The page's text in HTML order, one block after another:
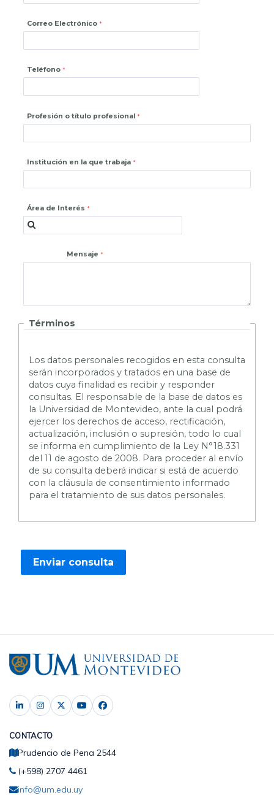
Correo Electrónico
Teléfono
Profesión o título profesional
Institución en la que trabaja
Área de Interés
Mensaje
Términos
Los datos personales recogidos en esta consulta
serán incorporados y tratados en una base de
datos cuya finalidad es recibir y responder
consultas. El responsable de la base de datos es
la Universidad de Montevideo, ante la cual podrá
ejercer los derechos de acceso, rectificación,
actualización, inclusión o supresión, todo lo cual
se informa en cumplimiento de la Ley N°18.331
del 11 de agosto de 2008. Para proceder al envío
de su consulta deberá indicar si está de acuerdo
con la cláusula de consentimiento informado
para el tratamiento de sus datos personales.
CONTACTO
Prudencio de Pena 2544
(+598) 2707 4461
info@um.edu.uy